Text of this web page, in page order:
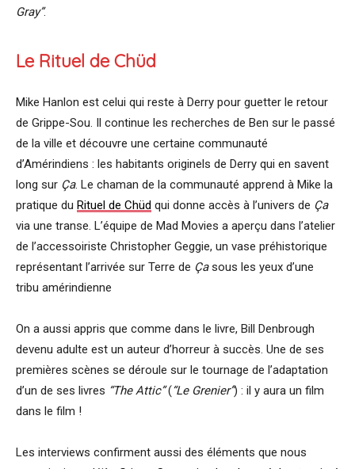
Gray”.
Le Rituel de Chüd
Mike Hanlon est celui qui reste à Derry pour guetter le retour
de Grippe-Sou. Il continue les recherches de Ben sur le passé
de la ville et découvre une certaine communauté
d’Amérindiens : les habitants originels de Derry qui en savent
long sur Ça. Le chaman de la communauté apprend à Mike la
pratique du Rituel de Chüd qui donne accès à l’univers de Ça
via une transe. L’équipe de Mad Movies a aperçu dans l’atelier
de l’accessoiriste Christopher Geggie, un vase préhistorique
représentant l’arrivée sur Terre de Çasous les yeux d’une
tribu amérindienne
On a aussi appris que comme dans le livre, Bill Denbrough
devenu adulte est un auteur d’horreur à succès. Une de ses
premières scènes se déroule sur le tournage de l’adaptation
d’un de ses livres “The Attic”(“Le Grenier”) : il y aura un film
dans le film !
Les interviews confirment aussi des éléments que nous